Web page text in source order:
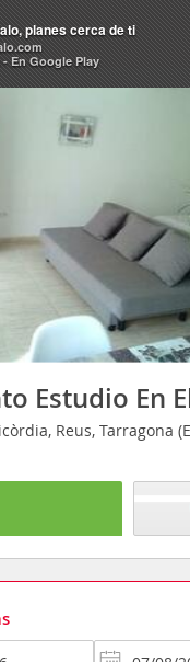
Estudio En
Reus, Tarragona
planes cerca de ti
En Google Play